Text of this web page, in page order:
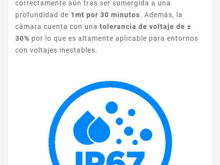
correctamente aún tras ser sumergida a una
profundidad de 1mt por 30 minutos. Además, la
cámara cuenta con una tolerancia de voltaje de ±
30% por lo que es altamente aplicable para entornos
con voltajes inestables.